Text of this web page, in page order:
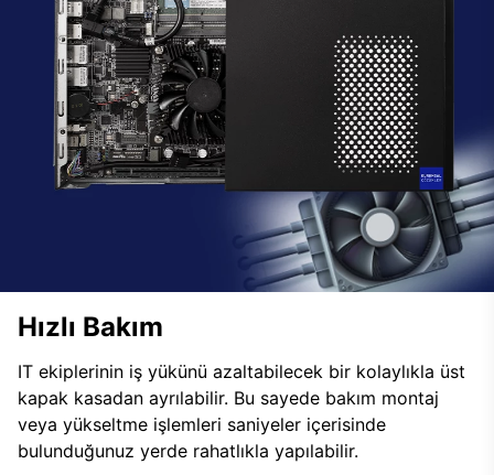
Hızlı Bakım
IT ekiplerinin iş yükünü azaltabilecek bir kolaylıkla üst
kapak kasadan ayrılabilir. Bu sayede bakım montaj
veya yükseltme işlemleri saniyeler içerisinde
bulunduğunuz yerde rahatlıkla yapılabilir.